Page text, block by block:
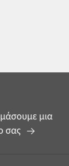
μια
σας